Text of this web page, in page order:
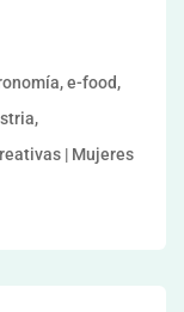
e-food,
| Mujeres